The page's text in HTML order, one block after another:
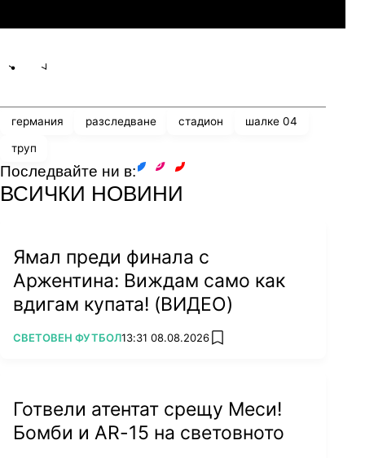
германия разследване стадион шалке 04
труп
Последвайте ни в:
ВСИЧКИ НОВИНИ
Ямал преди финала с
Аржентина: Виждам само как
вдигам купата! (ВИДЕО)
ПОВЕЧЕ ОТ
СВЕТОВЕН ФУТБОЛ13:31 08.08.2026 add favorites
Готвели атентат срещу Меси!
Бомби и AR-15 на световното